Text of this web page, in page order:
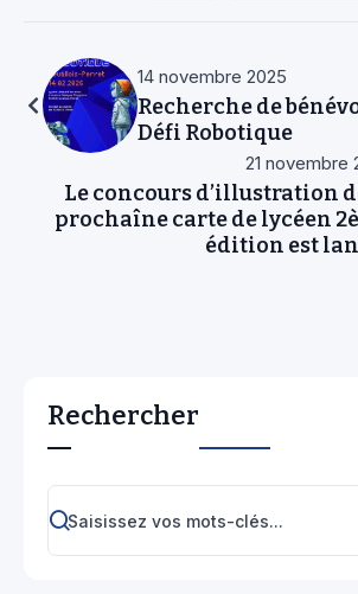
14 novembre 2025
Recherche de
Défi Robotique
21 novembre
Le concours d’illustration
prochaîne carte de lycéen
édition est
Rechercher